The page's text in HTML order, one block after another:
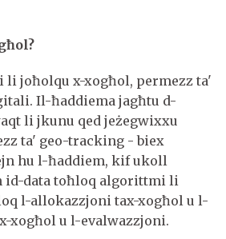
joħolqu x-xogħol, permezz ta'
Il-ħaddiema jagħtu d-
li jkunu qed jeżegwixxu
ta' geo-tracking - biex
hu l-ħaddiem, kif ukoll
id-data toħloq algorittmi li
l-allokazzjoni tax-xogħol u l-
xogħol u l-evalwazzjoni.